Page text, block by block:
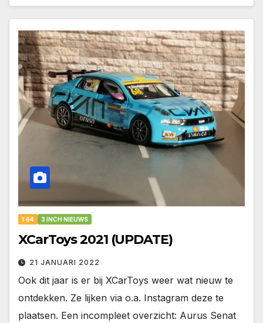
1:64 3 INCH NIEUWS
XCarToys 2021 (UPDATE)
21 JANUARI 2022
Ook dit jaar is er bij XCarToys weer wat nieuw te
ontdekken. Ze lijken via o.a. Instagram deze te
plaatsen. Een incompleet overzicht: Aurus Senat